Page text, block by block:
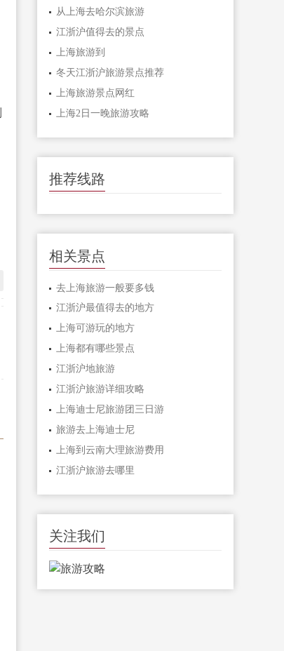
从上海去哈尔滨旅游
江浙沪值得去的景点
上海旅游到
冬天江浙沪旅游景点推荐
上海旅游景点网红
上海2日一晚旅游攻略
推荐线路
相关景点
去上海旅游一般要多钱
江浙沪最值得去的地方
上海可游玩的地方
上海都有哪些景点
江浙沪地旅游
江浙沪旅游详细攻略
上海迪士尼旅游团三日游
旅游去上海迪士尼
上海到云南大理旅游费用
江浙沪旅游去哪里
关注我们